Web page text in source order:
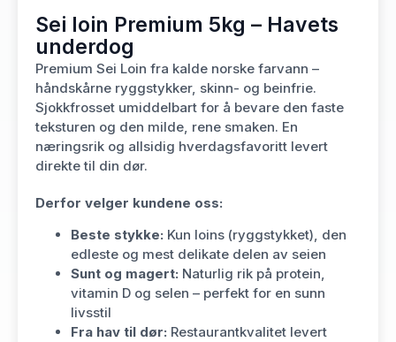
Sei loin Premium 5kg – Havets
underdog
Premium Sei Loin fra kalde norske farvann –
håndskårne ryggstykker, skinn- og beinfrie.
Sjokkfrosset umiddelbart for å bevare den faste
teksturen og den milde, rene smaken. En
næringsrik og allsidig hverdagsfavoritt levert
direkte til din dør.
Derfor velger kundene oss:
Beste stykke: Kun loins (ryggstykket), den
edleste og mest delikate delen av seien
Sunt og magert: Naturlig rik på protein,
vitamin D og selen – perfekt for en sunn
livsstil
Fra hav til dør: Restaurantkvalitet levert